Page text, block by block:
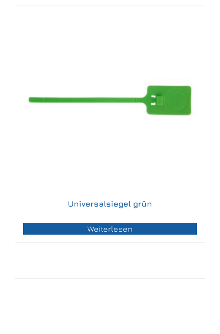
Universalsiegel grün
Weiterlesen